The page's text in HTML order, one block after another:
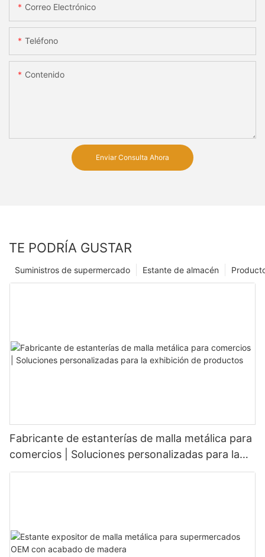
Correo Electrónico
Teléfono
Contenido
Enviar Consulta Ahora
TE PODRÍA GUSTAR
Estante de almacén
Suministros de supermercado
Fabricante de estanterías de malla metálica para
comercios | Soluciones personalizadas para la
exhibición de productos